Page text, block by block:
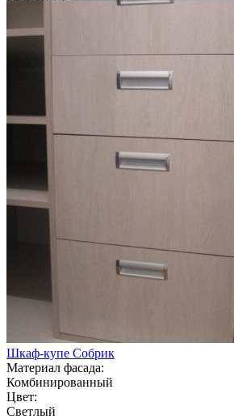
Шкаф-купе Собрик
Материал фасада:
Комбинированный
Цвет:
Светлый